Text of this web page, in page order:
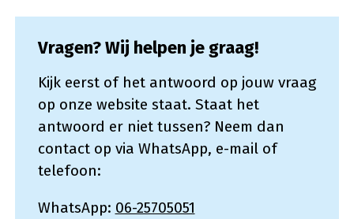
Vragen? Wij helpen je graag!
Kijk eerst of het antwoord op jouw vraag
op onze website staat. Staat het
antwoord er niet tussen? Neem dan
contact op via WhatsApp, e-mail of
telefoon:
WhatsApp: 06-25705051